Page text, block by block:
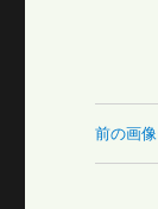
前の画像